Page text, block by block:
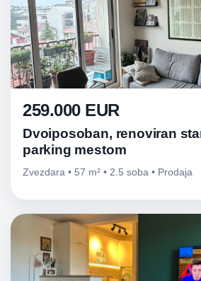
259.000 EUR
Dvoiposoban, renoviran
parking mestom
Zvezdara • 57 m² • 2.5 soba • Prodaja